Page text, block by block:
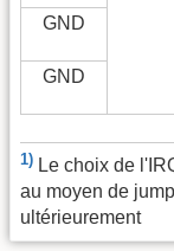
GND
GND
1) Le choix de
au moyen de
ultérieurement